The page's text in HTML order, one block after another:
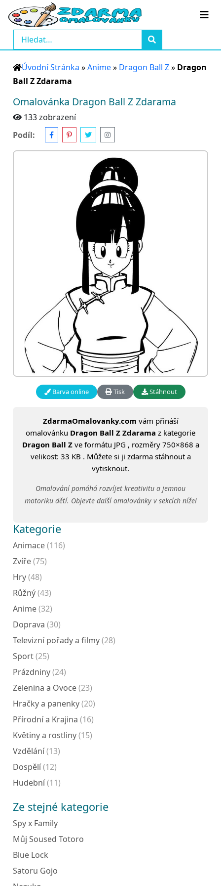
Úvodní Stránka »Anime» Dragon Ball Z» Dragon
Ball Z Zdarama
Omalovánka Dragon Ball Z Zdarama
133 zobrazení
Podíl:
Barva online Tisk Stáhnout
ZdarmaOmalovanky.com vám přináší
omalovánku Dragon Ball Z Zdarama z kategorie
Dragon Ball Zve formátu JPG , rozměry 750×868 a
velikost: 33 KB . Můžete si ji zdarma stáhnout a
vytisknout.
Omalování pomáhá rozvíjet kreativitu a jemnou
motoriku dětí. Objevte další omalovánky v sekcích níže!
Kategorie
Animace(116)
Zvíře(75)
Hry(48)
Růžný(43)
Anime(32)
Doprava (30)
Televizní pořady a filmy(28)
Sport(25)
Prázdniny(24)
Zelenina a Ovoce(23)
Hračky a panenky(20)
Přírodní a Krajina (16)
Květiny a rostliny(15)
Vzdělání(13)
Dospělí(12)
Hudební(11)
Ze stejné kategorie
Spy x Family
Můj Soused Totoro
Blue Lock
Satoru Gojo